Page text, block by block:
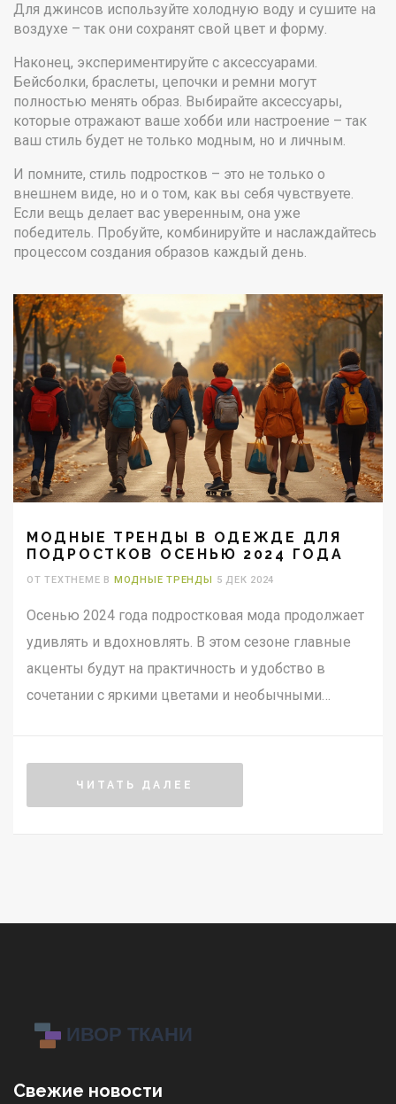
Для джинсов используйте холодную воду и сушите на
воздухе – так они сохранят свой цвет и форму.
Наконец, экспериментируйте с аксессуарами.
Бейсболки, браслеты, цепочки и ремни могут
полностью менять образ. Выбирайте аксессуары,
которые отражают ваше хобби или настроение – так
ваш стиль будет не только модным, но и личным.
И помните, стиль подростков – это не только о
внешнем виде, но и о том, как вы себя чувствуете.
Если вещь делает вас уверенным, она уже
победитель. Пробуйте, комбинируйте и наслаждайтесь
процессом создания образов каждый день.
МОДНЫЕ ТРЕНДЫ В ОДЕЖДЕ ДЛЯ
ПОДРОСТКОВ ОСЕНЬЮ 2024 ГОДА
ОТ TEXTHEME В МОДНЫЕ ТРЕНДЫ 5 ДЕК 2024
Осенью 2024 года подростковая мода продолжает
удивлять и вдохновлять. В этом сезоне главные
акценты будут на практичность и удобство в
сочетании с яркими цветами и необычными
ЧИТАТЬ ДАЛЕЕ
Свежие новости